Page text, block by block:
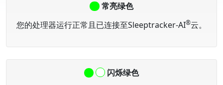
常亮绿色
您的处理器运行正常且已连接至Sleeptracker-AI®云。
闪烁绿色